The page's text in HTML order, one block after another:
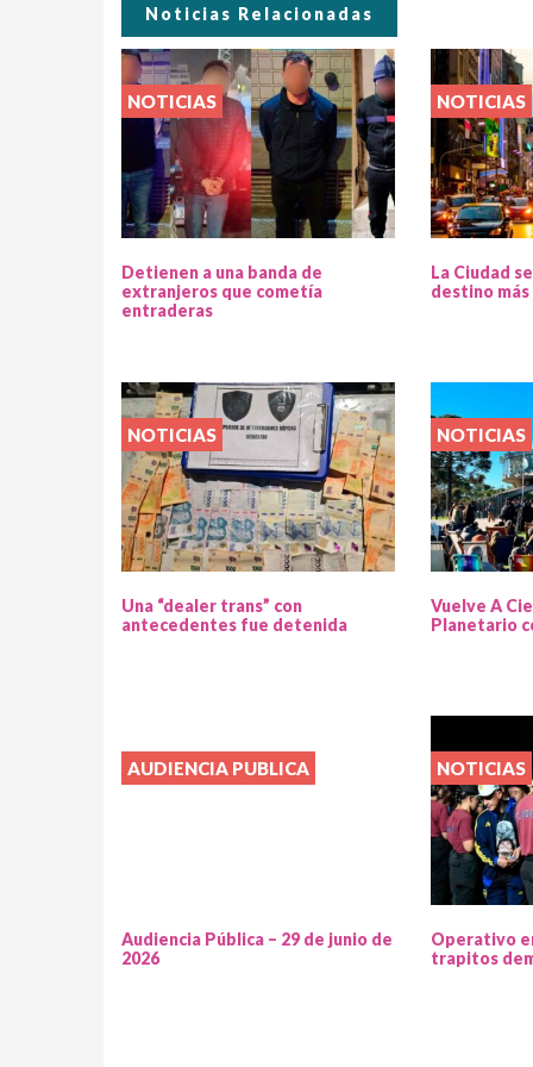
Noticias Relacionadas
NOTICIAS
Detienen a una banda de
extranjeros que cometía
entraderas
NOTICIAS
La Ciudad
destino
NOTICIAS
Una “dealer trans” con
antecedentes fue detenida
NOTICIAS
Vuelve A
Planetario
AUDIENCIA PUBLICA
Audiencia Pública – 29 de junio de
2026
NOTICIAS
Operativo
trapitos